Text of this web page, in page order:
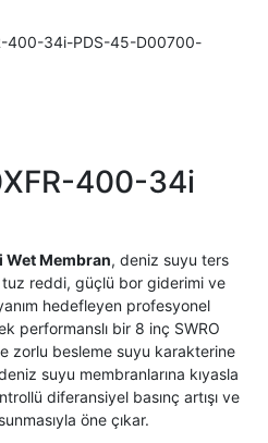
400-34i-PDS-45-D00700-
400-34i
Membran, deniz suyu ters
reddi, güçlü bor giderimi ve
hedefleyen profesyonel
performanslı bir 8 inç SWRO
zorlu besleme suyu karakterine
suyu membranlarına kıyasla
diferansiyel basınç artışı ve
öne çıkar.